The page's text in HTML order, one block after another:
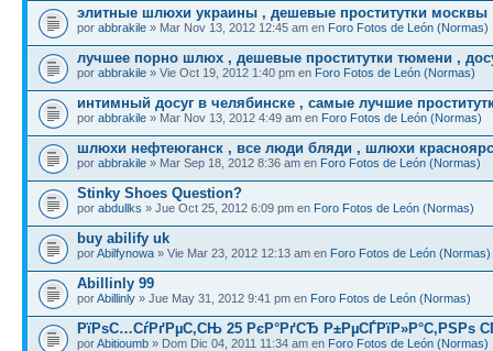
элитные шлюхи украины , дешевые проститутки москвы
por abbrakile » Mar Nov 13, 2012 12:45 am en Foro Fotos de León (Normas)
лучшее порно шлюх , дешевые проститутки тюмени ,
por abbrakile » Vie Oct 19, 2012 1:40 pm en Foro Fotos de León (Normas)
интимный досуг в челябинске , самые лучшие
por abbrakile » Mar Nov 13, 2012 4:49 am en Foro Fotos de León (Normas)
шлюхи нефтеюганск , все люди бляди , шлюхи
por abbrakile » Mar Sep 18, 2012 8:36 am en Foro Fotos de León (Normas)
Stinky Shoes Question?
por abdullks » Jue Oct 25, 2012 6:09 pm en Foro Fotos de León (Normas)
buy abilify uk
porAbilfynowa » Vie Mar 23, 2012 12:13 am en Foro Fotos de León (Normas)
Abillinly 99
porAbillinly » Jue May 31, 2012 9:41 pm en Foro Fotos de León (Normas)
РїРѕС…СѓРґРµС‚СЊ 25 РєР°РґСЂ Р±РµСЃРїР»Р°С‚РЅРѕ
porAbitioumb » Dom Dic 04, 2011 11:34 am en Foro Fotos de León (Normas)